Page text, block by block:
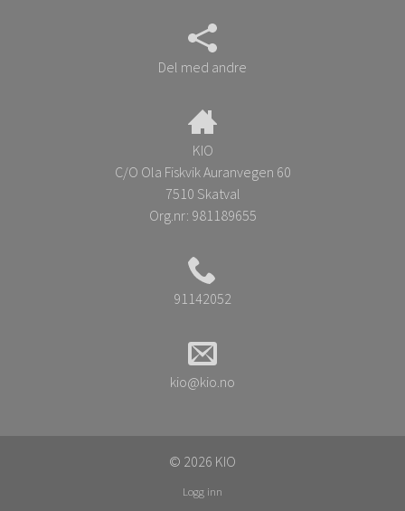
Del med andre
KIO
C/O Ola Fiskvik Auranvegen 60
7510 Skatval
Org.nr: 981189655
91142052
kio@kio.no
© 2026 KIO
Logg inn